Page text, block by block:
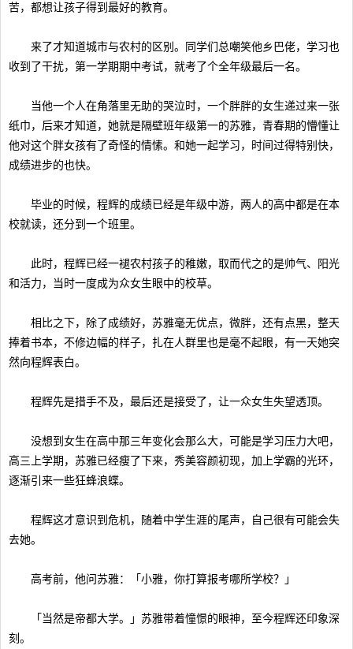
苦，都想让孩子得到最好的教育。
来了才知道城市与农村的区别。同学们总嘲笑他乡巴佬，学习也
收到了干扰，第一学期期中考试，就考了个全年级最后一名。
当他一个人在角落里无助的哭泣时，一个胖胖的女生递过来一张
纸巾，后来才知道，她就是隔壁班年级第一的苏雅，青春期的懵懂让
他对这个胖女孩有了奇怪的情愫。和她一起学习，时间过得特别快，
成绩进步的也快。
毕业的时候，程辉的成绩已经是年级中游，两人的高中都是在本
校就读，还分到一个班里。
此时，程辉已经一褪农村孩子的稚嫩，取而代之的是帅气、阳光
和活力，当时一度成为众女生眼中的校草。
相比之下，除了成绩好，苏雅毫无优点，微胖，还有点黑，整天
捧着书本，不修边幅的样子，扎在人群里也是毫不起眼，有一天她突
然向程辉表白。
程辉先是措手不及，最后还是接受了，让一众女生失望透顶。
没想到女生在高中那三年变化会那么大，可能是学习压力大吧，
高三上学期，苏雅已经瘦了下来，秀美容颜初现，加上学霸的光环，
逐渐引来一些狂蜂浪蝶。
程辉这才意识到危机，随着中学生涯的尾声，自己很有可能会失
去她。
高考前，他问苏雅：「小雅，你打算报考哪所学校？」
「当然是帝都大学。」苏雅带着憧憬的眼神，至今程辉还印象深
刻。